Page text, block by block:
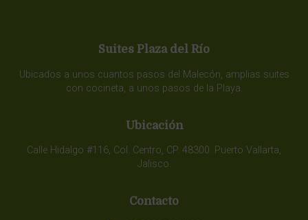
Suites Plaza del Río
Ubicados a unos cuantos pasos del Malecón, amplias suites
con cocineta, a unos pasos de la Playa.
Ubicación
Calle Hidalgo #116, Col. Centro, CP. 48300. Puerto Vallarta,
Jalisco.
Contacto